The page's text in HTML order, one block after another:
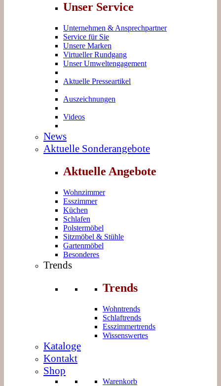
Unser Service
Unternehmen & Ansprechpartner
Service für Sie
Unsere Marken
Virtueller Rundgang
Unser Umweltengagement
Aktuelle Presseartikel
Auszeichnungen
Videos
News
Aktuelle Sonderangebote
Aktuelle Angebote
Wohnzimmer
Esszimmer
Küchen
Schlafen
Polstermöbel
Sitzmöbel & Stühle
Gartenmöbel
Besonderes
Trends
Trends
Wohntrends
Schlaftrends
Esszimmertrends
Wissenswertes
Kataloge
Kontakt
Shop
Warenkorb